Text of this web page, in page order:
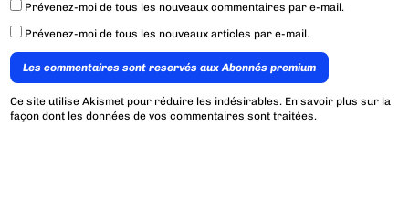
Prévenez-moi de tous les nouveaux commentaires par e-mail.
Prévenez-moi de tous les nouveaux articles par e-mail.
Les commentaires sont reservés aux Abonnés premium
Ce site utilise Akismet pour réduire les indésirables. En savoir plus sur la
façon dont les données de vos commentaires sont traitées.